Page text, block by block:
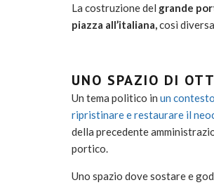
La costruzione del grande
piazza all’italiana,così
UNO SPAZIO DI
Un tema politico in un
ripristinare e restaurare il
della precedente
portico.
Uno spazio dove sostare e